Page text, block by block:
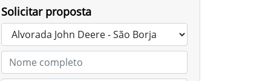
Solicitar proposta